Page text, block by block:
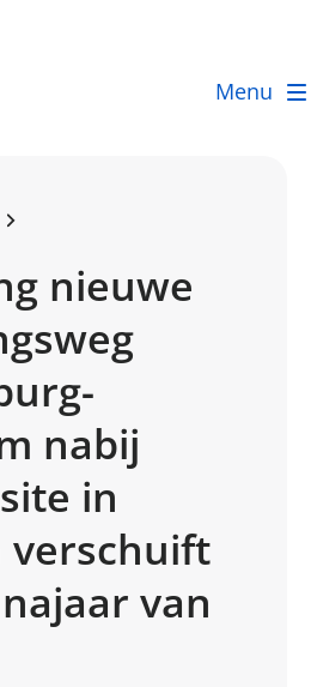
Menu
nieuwe
nabij
in
verschuift
van